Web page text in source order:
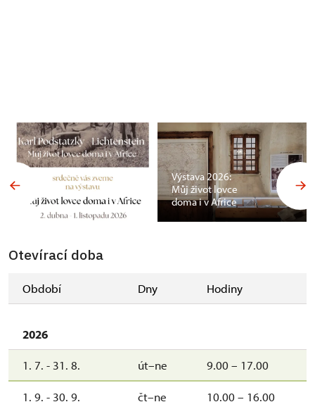
Výstava 2026:
Můj život lovce
doma i v Africe
Otevírací doba
Období Dny Hodiny
2026
1. 7. - 31. 8. út–ne 9.00 – 17.00
1. 9. - 30. 9. čt–ne 10.00 – 16.00